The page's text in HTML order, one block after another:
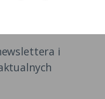
i